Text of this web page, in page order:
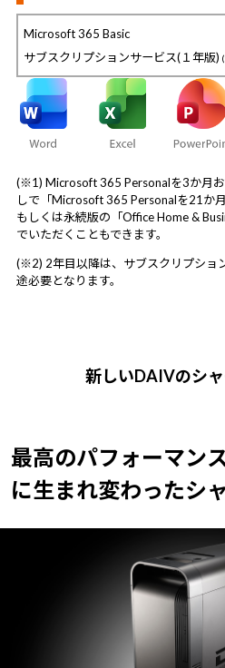
Microsoft 365 Basic
サブスクリプションサービス(１年版)
(※1) Microsoft 365 Personalを3か月
しで「Microsoft 365 Personalを21か
もしくは永続版の「Office Home &
でいただくこともできます。
(※2) 2年目以降は、サブスクリプショ
途必要となります。
新しいDAIVのシ
最高のパフォーマン
に生まれ変わったシ